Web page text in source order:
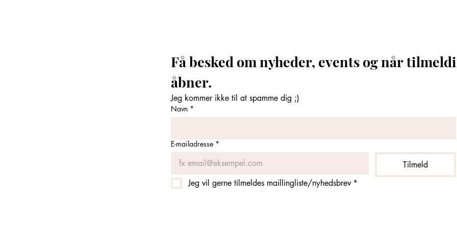
Få besked om nyheder, events og når
Jeg kommer ikke til at spamme dig ;)
Navn *
E-mailadresse *
Tilmeld
Jeg vil gerne tilmeldes maillingliste/nyhedsbrev *